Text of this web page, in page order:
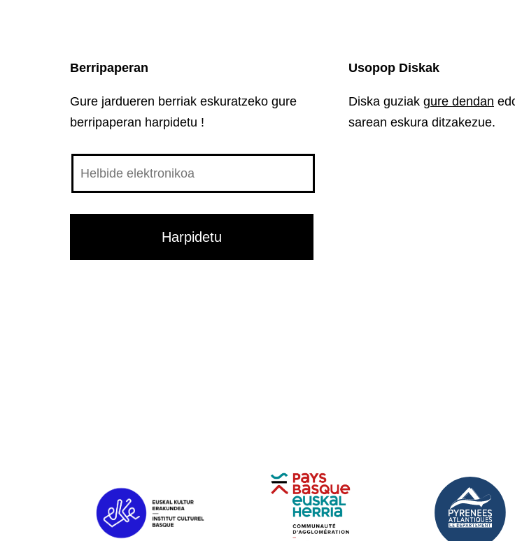
Berripaperan
Gure jardueren berriak eskuratzeko gure
berripaperan harpidetu !
Usopop Diskak
Diska guziak gure dendan
sarean eskura ditzakezue.